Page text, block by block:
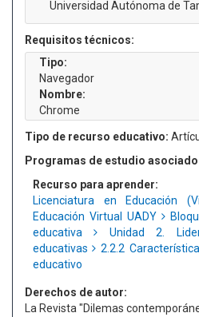
Universidad Autónoma de
Requisitos técnicos:
Tipo:
Navegador
Nombre:
Chrome
Tipo de recurso educativo:
Programas de estudio
Recurso para aprender:
Licenciatura en Educación
Educación Virtual UADY
educativa
Unidad 2.
educativas
2.2.2
educativo
Derechos de autor:
La Revista "Dilemas